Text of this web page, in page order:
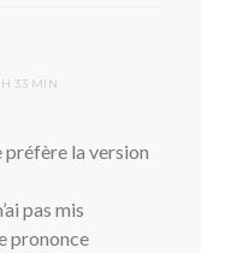
33 MIN
préfère la version
pas mis
prononce